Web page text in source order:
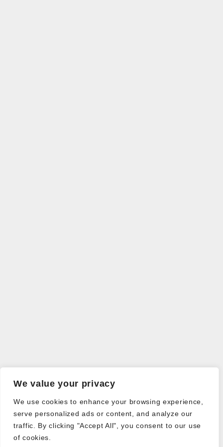
We value your privacy
We use cookies to enhance your browsing experience,
serve personalized ads or content, and analyze our
traffic. By clicking "Accept All", you consent to our use
of cookies.